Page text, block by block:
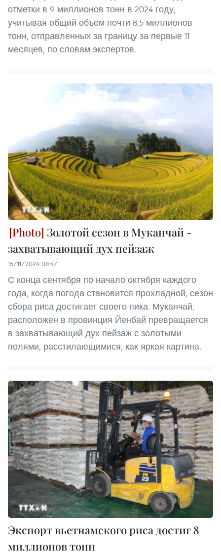
отметки в 9 миллионов тонн в 2024 году,
учитывая общий объем почти 8,5 миллионов
тонн, отправленных за границу за первые 11
месяцев, по словам экспертов.
Золотой сезон в Муканчай -
захватывающий дух пейзаж
15/11/2024 08:47
С конца сентября по начало октября каждого
года, когда погода становится прохладной, сезон
сбора риса достигает своего пика. Муканчай,
расположен в провинция Йенбай превращается
в захватывающий дух пейзаж с золотыми
полями, расстилающимися, как яркая картина.
Экспорт вьетнамского риса достиг 8
миллионов тонн